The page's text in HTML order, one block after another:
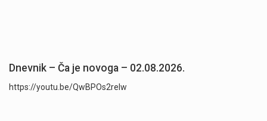
Dnevnik – Ča je novoga – 02.08.2026.
https://youtu.be/QwBPOs2reIw